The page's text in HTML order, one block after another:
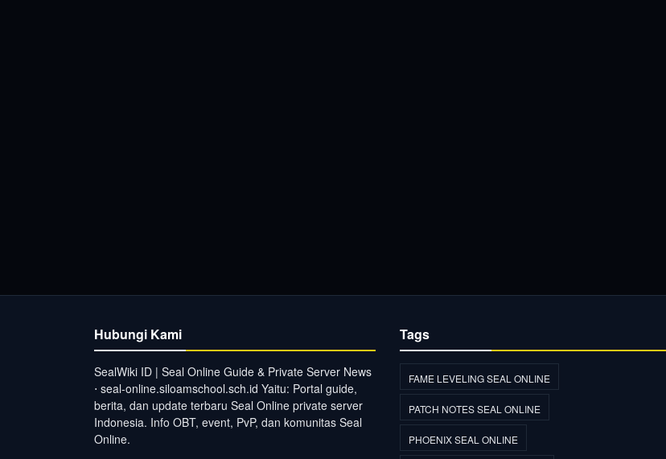
Hubungi Kami
SealWiki ID | Seal Online Guide & Private Server News
⋅ seal-online.siloamschool.sch.id Yaitu: Portal guide,
berita, dan update terbaru Seal Online private server
Indonesia. Info OBT, event, PvP, dan komunitas Seal
Online.
Tags
FAME LEVELING SEAL ONLINE
PATCH NOTES SEAL ONLINE
PHOENIX SEAL ONLINE